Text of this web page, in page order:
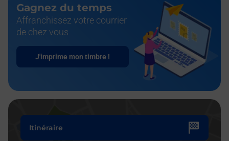
Gagnez du temps
Affranchissez votre courrier
de chez vous
J'imprime mon timbre !
Itinéraire